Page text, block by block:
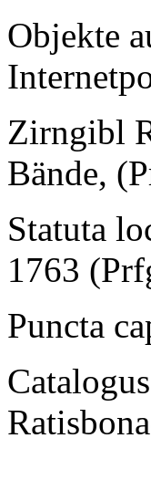
Objekte
Zirngibl
Bände,
Statuta
1763
Puncta